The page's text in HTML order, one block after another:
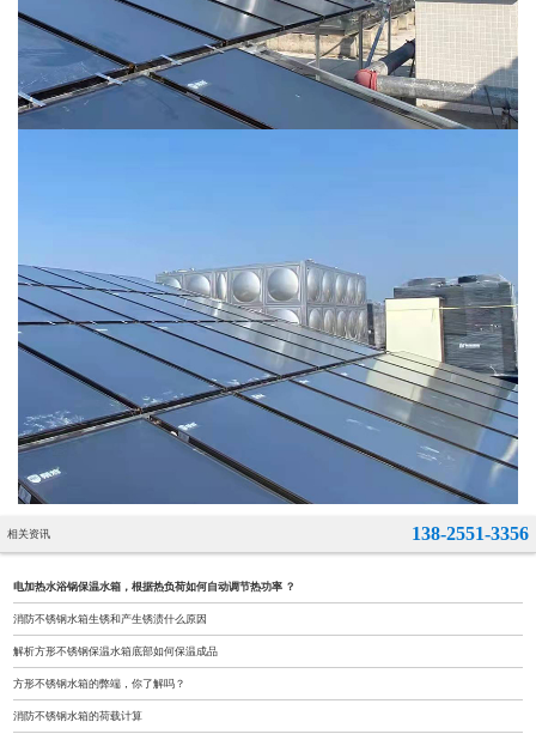
相关资讯 138-2551-3356
电加热水浴锅保温水箱，根据热负荷如何自动调节热功率 ？
消防不锈钢水箱生锈和产生锈渍什么原因
解析方形不锈钢保温水箱底部如何保温成品
方形不锈钢水箱的弊端，你了解吗？
消防不锈钢水箱的荷载计算